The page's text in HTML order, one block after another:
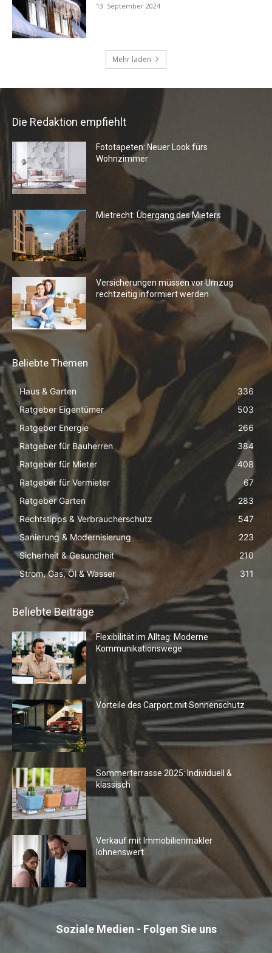
Die Redaktion empfiehlt
Fototapeten: Neuer Look fürs
Wohnzimmer
Mietrecht: Übergang des Mieters
Versicherungen müssen vor Umzug
rechtzeitig informiert werden
Beliebte Themen
Haus & Garten
336
Ratgeber Eigentümer
503
Ratgeber Energie
266
Ratgeber für Bauherren
384
Ratgeber für Mieter
408
Ratgeber für Vermieter
67
Ratgeber Garten
283
Rechtstipps & Verbraucherschutz
547
Sanierung & Modernisierung
223
Sicherheit & Gesundheit
210
Strom, Gas, Öl & Wasser
311
Beliebte Beiträge
Flexibilität im Alltag: Moderne
Kommunikationswege
Vorteile des Carport mit Sonnenschutz
Sommerterrasse 2025: Individuell &
klassisch
Verkauf mit Immobilienmakler
lohnenswert
Soziale Medien - Folgen Sie uns